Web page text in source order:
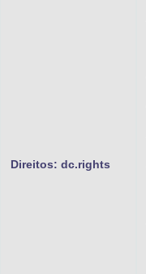
Direitos: dc.rights